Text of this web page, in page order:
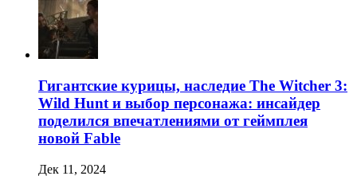
Гигантские курицы, наследие The Witcher 3:
Wild Hunt и выбор персонажа: инсайдер
поделился впечатлениями от геймплея
новой Fable
Дек 11, 2024